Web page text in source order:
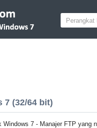
7 (32/64 bit)
Windows 7 - Manajer FTP yang